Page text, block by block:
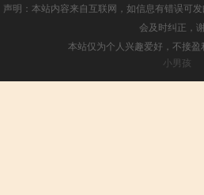
声明：本站内容来自互联网，如信息有错误可
会及时纠正，
本站仅为个人兴趣爱好，不接
小男孩